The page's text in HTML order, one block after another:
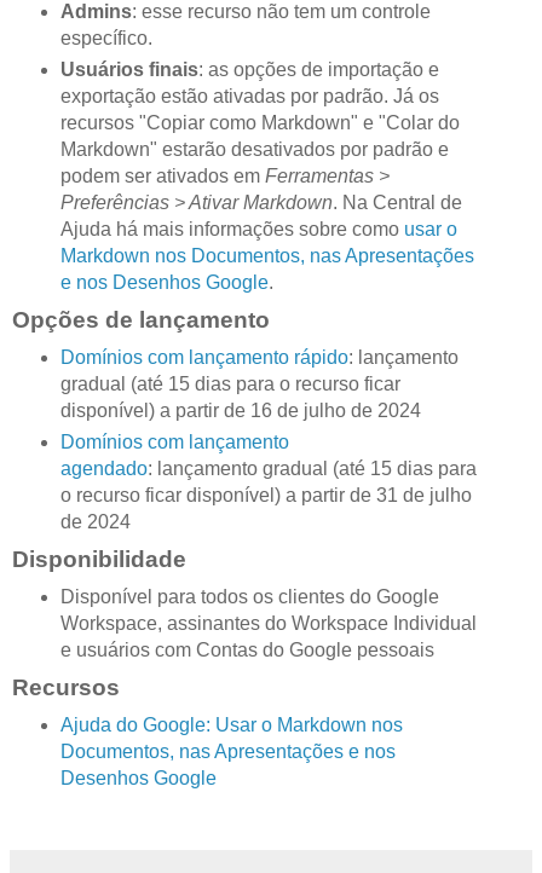
Admins: esse recurso não tem um controle
específico.
Usuários finais: as opções de importação e
exportação estão ativadas por padrão. Já os
recursos "Copiar como Markdown" e "Colar do
Markdown" estarão desativados por padrão e
podem ser ativados em Ferramentas >
Preferências > Ativar Markdown. Na Central de
Ajuda há mais informações sobre como usar o
Markdown nos Documentos, nas Apresentações
e nos Desenhos Google.
Opções de lançamento
Domínios com lançamento rápido: lançamento
gradual (até 15 dias para o recurso ficar
disponível) a partir de 16 de julho de 2024
Domínios com lançamento
agendado: lançamento gradual (até 15 dias para
o recurso ficar disponível) a partir de 31 de julho
de 2024
Disponibilidade
Disponível para todos os clientes do Google
Workspace, assinantes do Workspace Individual
e usuários com Contas do Google pessoais
Recursos
Ajuda do Google: Usar o Markdown nos
Documentos, nas Apresentações e nos
Desenhos Google